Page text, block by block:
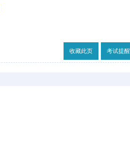
收藏此页 考试提醒